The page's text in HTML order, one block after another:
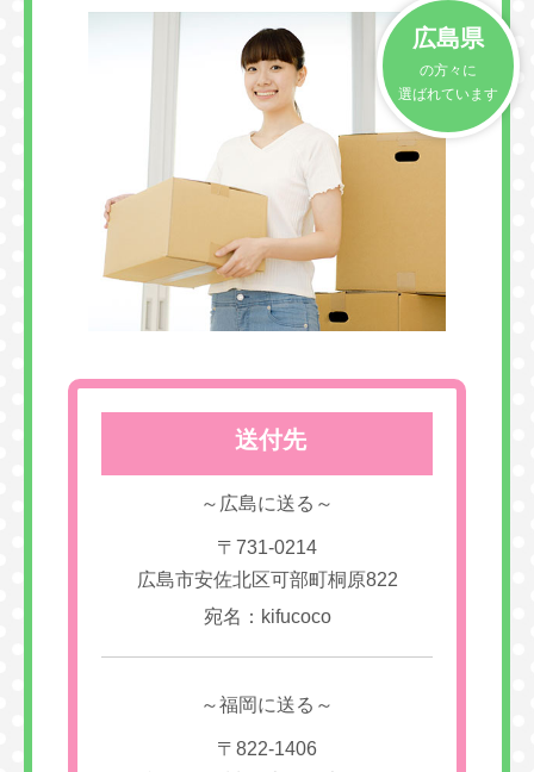
広島県
の方々に
選ばれています
送付先
～広島に送る～
〒731-0214
広島市安佐北区可部町桐原822
宛名：kifucoco
～福岡に送る～
〒822-1406